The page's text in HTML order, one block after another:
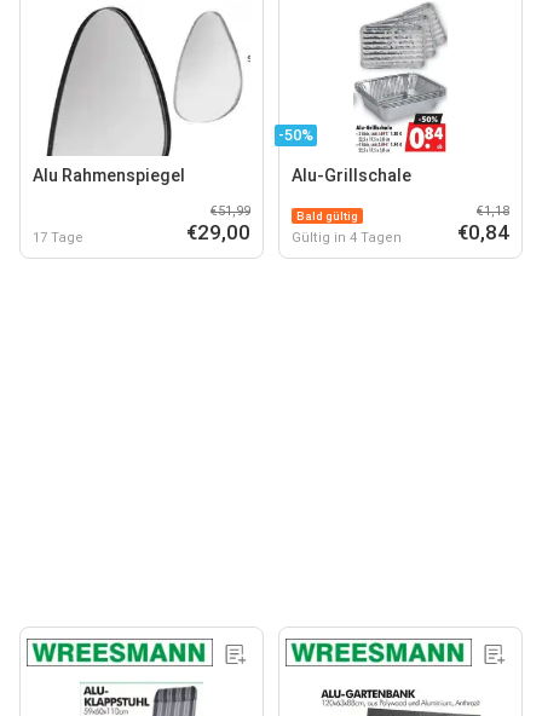
Alu Rahmenspiegel
17 Tage
€51,99
€29,00
-50%
Alu-Grillschale
Bald gültig
Gültig in 4 Tagen
€1,18
€0,84